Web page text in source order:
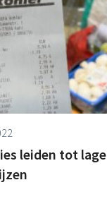
leiden tot